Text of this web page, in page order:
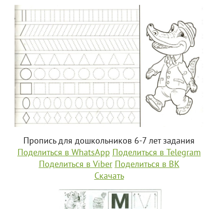
Пропись для дошкольников 6-7 лет задания
Поделиться в WhatsApp Поделиться в Telegram
Поделиться в Viber Поделиться в ВК
Скачать